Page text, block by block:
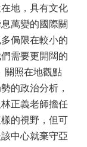
地，具有文化
萬變的國際關
侷限在較小的
需要更開闊的
關照在地觀點
的政治分析，
正義老師擔任
的視野，但可
中心就棄守亞